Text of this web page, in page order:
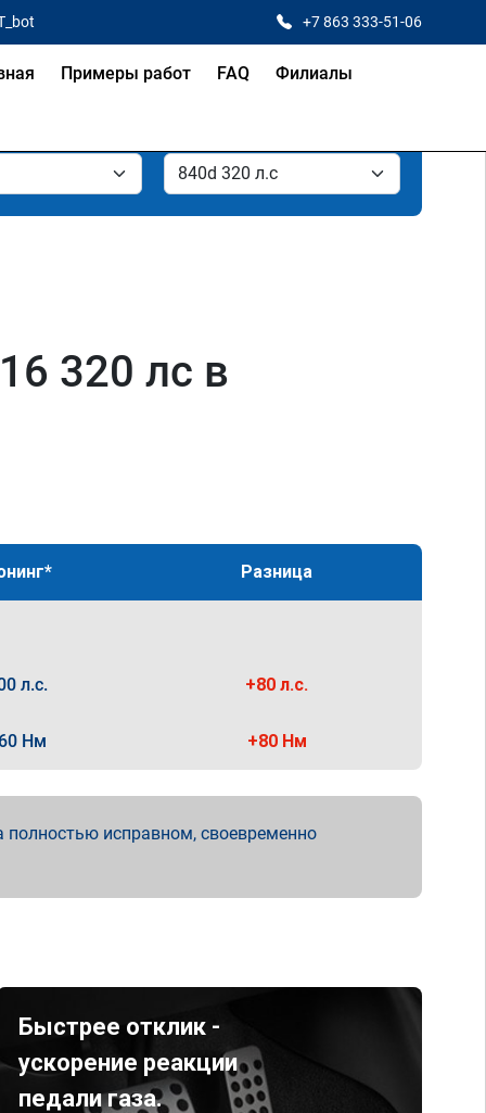
+7 863 333-51-06
Примеры работ FAQ Филиалы
320 лс в
Разница
л.с. +80 л.с.
Нм +80 Нм
полностью исправном, своевременно
Быстрее отклик -
ускорение реакции
педали газа.